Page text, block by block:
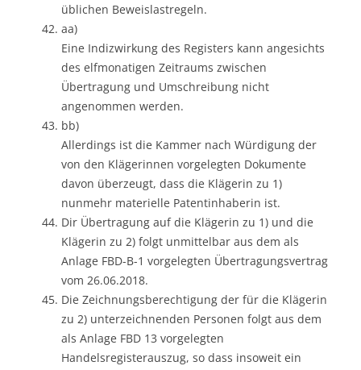
üblichen Beweislastregeln.
aa)
Eine Indizwirkung des Registers kann angesichts
des elfmonatigen Zeitraums zwischen
Übertragung und Umschreibung nicht
angenommen werden.
bb)
Allerdings ist die Kammer nach Würdigung der
von den Klägerinnen vorgelegten Dokumente
davon überzeugt, dass die Klägerin zu 1)
nunmehr materielle Patentinhaberin ist.
Dir Übertragung auf die Klägerin zu 1) und die
Klägerin zu 2) folgt unmittelbar aus dem als
Anlage FBD-B-1 vorgelegten Übertragungsvertrag
vom 26.06.2018.
Die Zeichnungsberechtigung der für die Klägerin
zu 2) unterzeichnenden Personen folgt aus dem
als Anlage FBD 13 vorgelegten
Handelsregisterauszug, so dass insoweit ein